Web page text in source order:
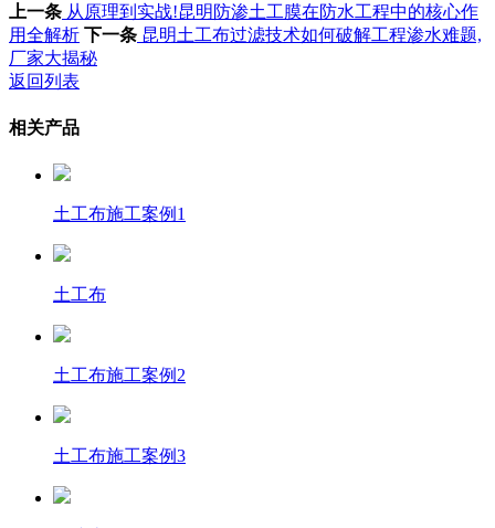
上一条 从原理到实战!昆明防渗土工膜在防水工程中的核心作
用全解析 下一条 昆明土工布过滤技术如何破解工程渗水难题,
厂家大揭秘
返回列表
相关产品
土工布施工案例1
土工布
土工布施工案例2
土工布施工案例3